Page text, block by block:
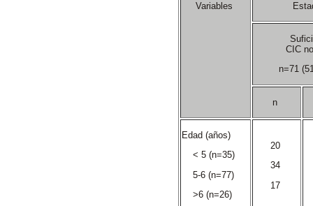
Variables
CIC
n=71
n
Edad (años)
< 5 (n=35)
5-6 (n=77)
>6 (n=26)
20
34
17